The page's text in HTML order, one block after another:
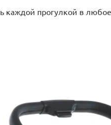
каждой прогулкой в